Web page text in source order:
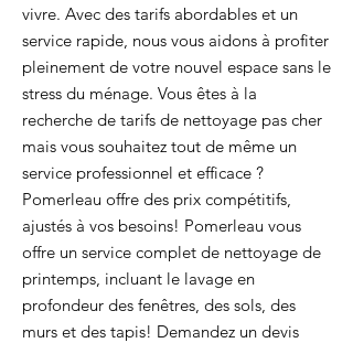
vivre. Avec des tarifs abordables et un
service rapide, nous vous aidons à profiter
pleinement de votre nouvel espace sans le
stress du ménage. Vous êtes à la
recherche de tarifs de nettoyage pas cher
mais vous souhaitez tout de même un
service professionnel et efficace ?
Pomerleau offre des prix compétitifs,
ajustés à vos besoins! Pomerleau vous
offre un service complet de nettoyage de
printemps, incluant le lavage en
profondeur des fenêtres, des sols, des
murs et des tapis! Demandez un devis